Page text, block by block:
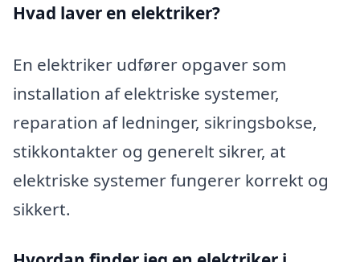
Hvad laver en elektriker?
En elektriker udfører opgaver som
installation af elektriske systemer,
reparation af ledninger, sikringsbokse,
stikkontakter og generelt sikrer, at
elektriske systemer fungerer korrekt og
sikkert.